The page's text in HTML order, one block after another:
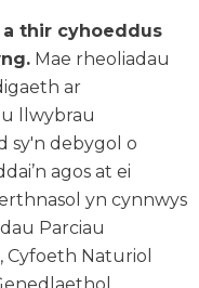
thir cyhoeddus
Mae rheoliadau
ar
llwybrau
sy'n debygol o
agos at ei
yn cynnwys
Parciau
Naturiol